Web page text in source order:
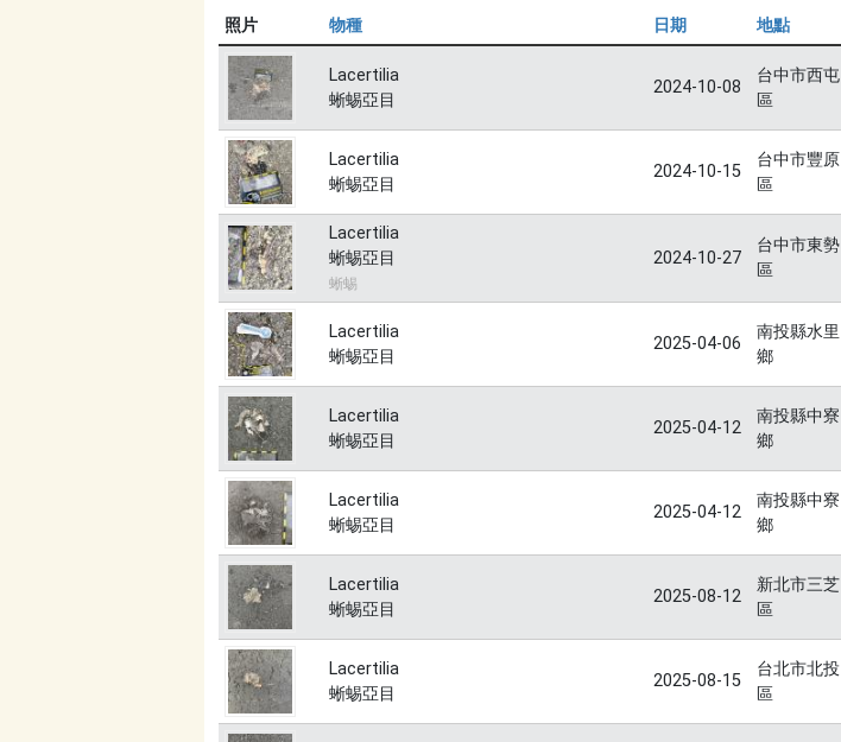
照片 物種 日期 地點
Lacertilia
蜥蜴亞目
2024-10-08
台中市西屯
區
Lacertilia
蜥蜴亞目
2024-10-15
台中市豐原
區
Lacertilia
蜥蜴亞目
蜥蜴
2024-10-27
台中市東勢
區
Lacertilia
蜥蜴亞目
2025-04-06
南投縣水里
鄉
Lacertilia
蜥蜴亞目
2025-04-12
南投縣中寮
鄉
Lacertilia
蜥蜴亞目
2025-04-12
南投縣中寮
鄉
Lacertilia
蜥蜴亞目
2025-08-12
新北市三芝
區
Lacertilia
蜥蜴亞目
2025-08-15
台北市北投
區